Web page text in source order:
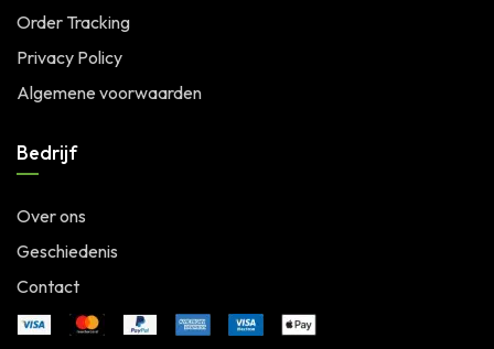
Order Tracking
Privacy Policy
Algemene voorwaarden
Bedrijf
Over ons
Geschiedenis
Contact